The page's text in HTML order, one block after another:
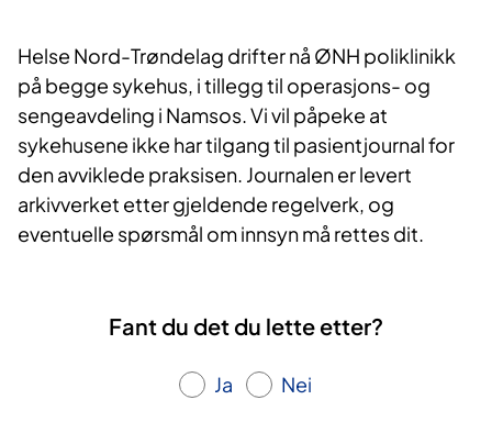
Helse Nord-Trøndelag drifter nå ØNH poliklinikk
på begge sykehus, i tillegg til operasjons- og
sengeavdeling i Namsos. Vi vil påpeke at
sykehusene ikke har tilgang til pasientjournal for
den avviklede praksisen. Journalen er levert
arkivverket etter gjeldende regelverk, og
eventuelle spørsmål om innsyn må rettes dit.
Fant du det du lette etter?
Ja Nei